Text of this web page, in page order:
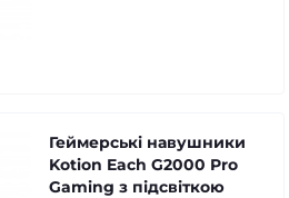
Геймерські навушники
Kotion Each G2000 Pro
Gaming з підсвіткою